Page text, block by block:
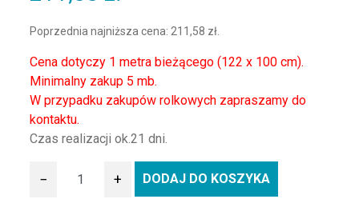
Poprzednia najniższa cena: 211,58 zł
Cena dotyczy 1 metra bieżącego (122 x 100 cm).
Minimalny zakup 5 mb.
W przypadku zakupów rolkowych zapraszamy do
kontaktu.
Czas realizacji ok.21 dni.
ilość Folia architektoniczna BENIF SM001-Drewna
− + DODAJ DO KOSZYKA